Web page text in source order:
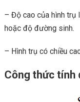
– Độ cao của hình trụ
hoặc độ đường sinh.
– Hình trụ có chiều
Công thức tính